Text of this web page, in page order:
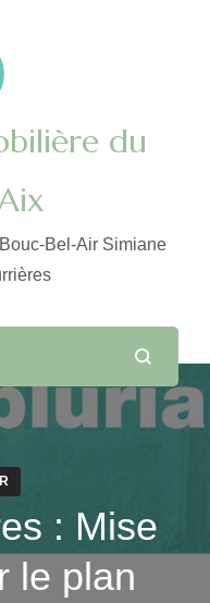
du
Bel-Air Simiane
: Mise
le plan